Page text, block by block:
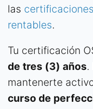
las
rentables.
Tu certificación
de tres (3) años.
mantenerte
curso de